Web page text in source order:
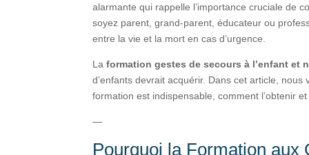
alarmante qui rappelle l’importance cruciale de
soyez parent, grand-parent, éducateur ou
entre la vie et la mort en cas d’urgence.
Laformation gestes de secours à l’enfant et
d’enfants devrait acquérir. Dans cet article,
formation est indispensable, comment l’obtenir
—
Pourquoi la Formation aux